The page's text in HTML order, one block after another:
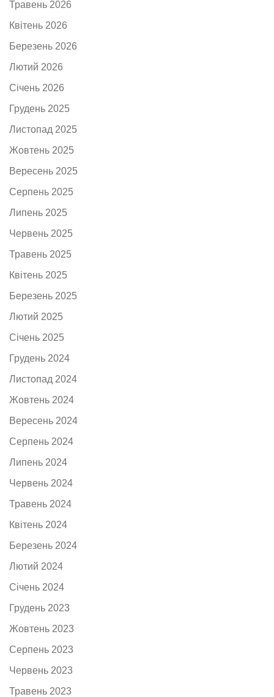
Травень 2026
Квітень 2026
Березень 2026
Лютий 2026
Січень 2026
Грудень 2025
Листопад 2025
Жовтень 2025
Вересень 2025
Серпень 2025
Липень 2025
Червень 2025
Травень 2025
Квітень 2025
Березень 2025
Лютий 2025
Січень 2025
Грудень 2024
Листопад 2024
Жовтень 2024
Вересень 2024
Серпень 2024
Липень 2024
Червень 2024
Травень 2024
Квітень 2024
Березень 2024
Лютий 2024
Січень 2024
Грудень 2023
Жовтень 2023
Серпень 2023
Червень 2023
Травень 2023